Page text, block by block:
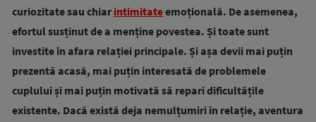
curiozitate sau chiarintimitateemoțională. De asemenea,
efortul susținut de a menține povestea. Și toate sunt
investite în afara relației principale. Și așa devii mai puțin
prezentă acasă, mai puțin interesată de problemele
cuplului și mai puțin motivată să repari dificultățile
existente. Dacă există deja nemulțumiri în relație, aventura